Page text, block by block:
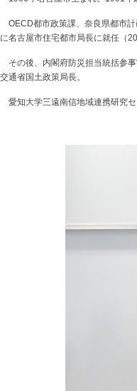
OECD都市政策課、奈良県都市
に名古屋市住宅都市局長に就任（
その後、内閣府防災担当統括参
交通省国土政策局長。
愛知大学三遠南信地域連携研究